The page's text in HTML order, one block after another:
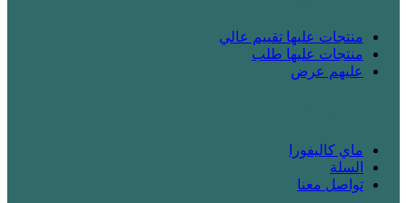
منتجات عليها تقييم عالي
منتجات عليها طلب
عليهم عرض
ماي كاليفورا
السلة
تواصل معنا